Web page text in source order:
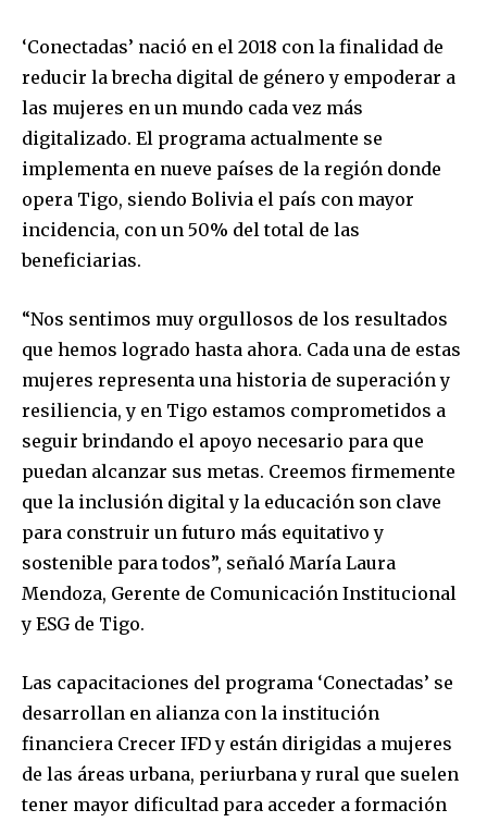
‘Conectadas’ nació en el 2018 con la finalidad de
reducir la brecha digital de género y empoderar a
las mujeres en un mundo cada vez más
digitalizado. El programa actualmente se
implementa en nueve países de la región donde
opera Tigo, siendo Bolivia el país con mayor
incidencia, con un 50% del total de las
beneficiarias.
“Nos sentimos muy orgullosos de los resultados
que hemos logrado hasta ahora. Cada una de estas
mujeres representa una historia de superación y
resiliencia, y en Tigo estamos comprometidos a
seguir brindando el apoyo necesario para que
puedan alcanzar sus metas. Creemos firmemente
que la inclusión digital y la educación son clave
para construir un futuro más equitativo y
sostenible para todos”, señaló María Laura
Mendoza, Gerente de Comunicación Institucional
y ESG de Tigo.
Las capacitaciones del programa ‘Conectadas’ se
desarrollan en alianza con la institución
financiera Crecer IFD y están dirigidas a mujeres
de las áreas urbana, periurbana y rural que suelen
tener mayor dificultad para acceder a formación